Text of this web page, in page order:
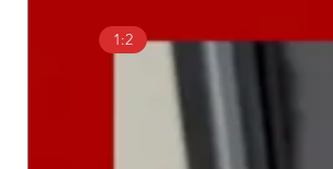
1:2